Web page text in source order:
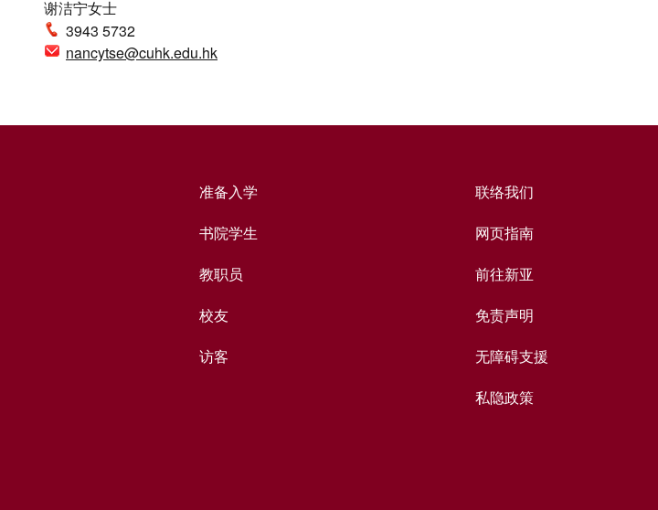
谢洁宁女士
3943 5732
nancytse@cuhk.edu.hk
准备入学
书院学生
教职员
校友
访客
联络我们
网页指南
前往新亚
免责声明
无障碍支援
私隐政策